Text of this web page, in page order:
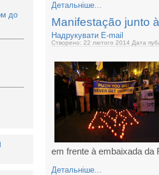
до
Детальніше...
Manifestação junto
Надрукувати E-mail
Створено: 22 лютого 2014 Дата
em frente à embaixada da
Детальніше...